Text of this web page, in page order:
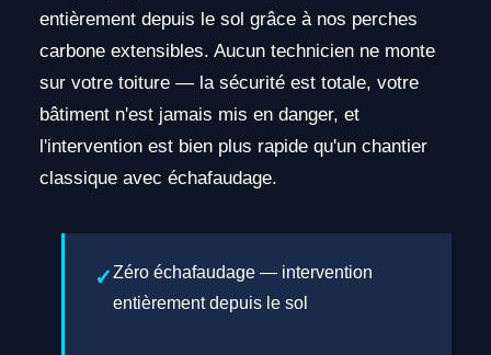
entièrement depuis le sol grâce à nos perches
carbone extensibles. Aucun technicien ne monte
sur votre toiture — la sécurité est totale, votre
bâtiment n'est jamais mis en danger, et
l'intervention est bien plus rapide qu'un chantier
classique avec échafaudage.
Zéro échafaudage — intervention
entièrement depuis le sol